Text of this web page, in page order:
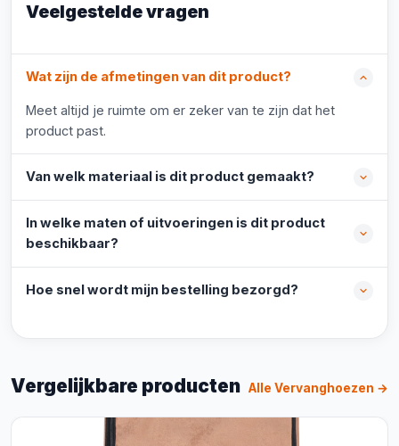
Veelgestelde vragen
Wat zijn de afmetingen van dit product?
Meet altijd je ruimte om er zeker van te zijn dat het
product past.
Van welk materiaal is dit product gemaakt?
In welke maten of uitvoeringen is dit product
beschikbaar?
Hoe snel wordt mijn bestelling bezorgd?
Vergelijkbare producten Alle Vervanghoezen →